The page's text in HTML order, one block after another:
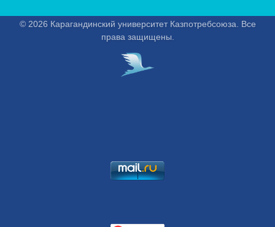
© 2026 Карагандинский университет Казпотребсоюза. Все
права защищены.